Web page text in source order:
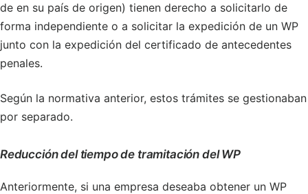
de en su país de origen) tienen derecho a solicitarlo de
forma independiente o a solicitar la expedición de un WP
junto con la expedición del certificado de antecedentes
penales.
Según la normativa anterior, estos trámites se gestionaban
por separado.
Reducción del tiempo de tramitación del WP
Anteriormente, si una empresa deseaba obtener un WP